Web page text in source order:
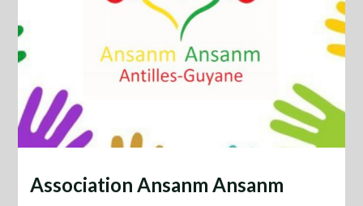
Association Ansanm Ansanm